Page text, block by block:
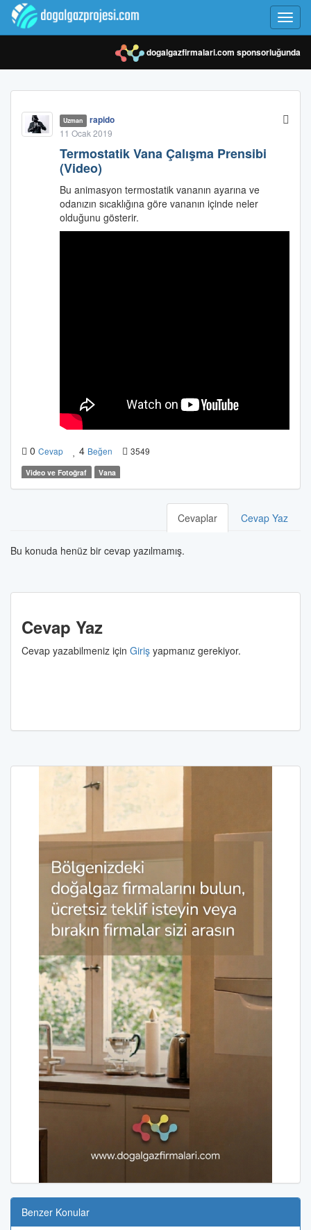
dogalgazfirmalari.com sponsorluğunda
Uzman rapido
11 Ocak 2019
Termostatik Vana Çalışma Prensibi
(Video)
Bu animasyon termostatik vananın ayarına ve
odanızın sıcaklığına göre vananın içinde neler
olduğunu gösterir.
0 Cevap 4 Beğen 3549
Video ve Fotoğraf Vana
Cevaplar Cevap Yaz
Bu konuda henüz bir cevap yazılmamış.
Cevap Yaz
Cevap yazabilmeniz için Giriş yapmanız gerekiyor.
Benzer Konular